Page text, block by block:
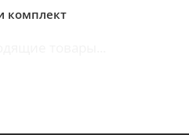
комплект